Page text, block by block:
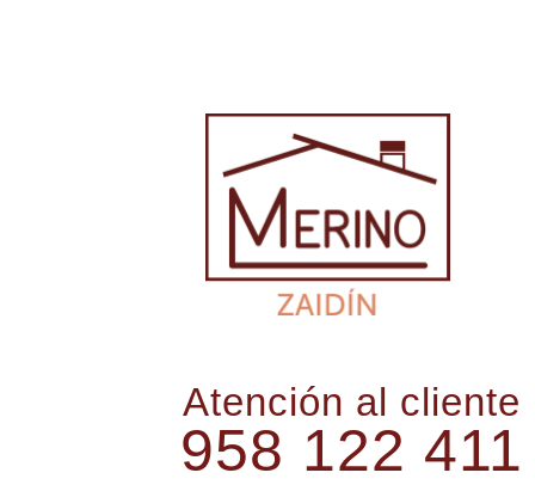
Atención al cliente
958 122 411